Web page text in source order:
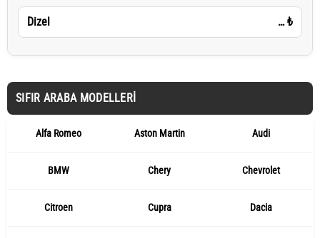
Dizel … ₺
SIFIR ARABA MODELLERI
Alfa Romeo Aston Martin Audi
BMW Chery Chevrolet
Citroen Cupra Dacia